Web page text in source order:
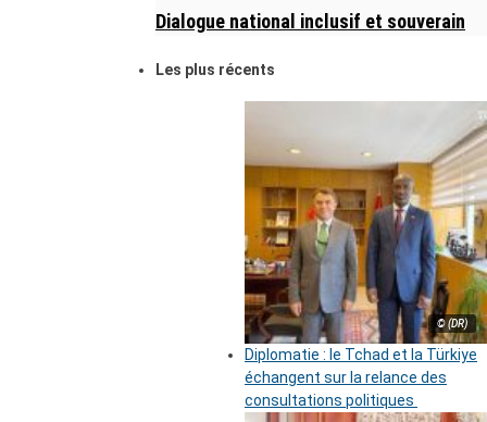
Dialogue national inclusif et souverain
Les plus récents
© (DR)
Diplomatie : le Tchad et la Türkiye
échangent sur la relance des
consultations politiques